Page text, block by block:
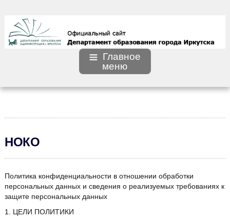
Главное
меню
НОКО
Политика конфиденциальности в отношении обработки
персональных данных и сведения о реализуемых требованиях к
защите персональных данных
1. ЦЕЛИ ПОЛИТИКИ